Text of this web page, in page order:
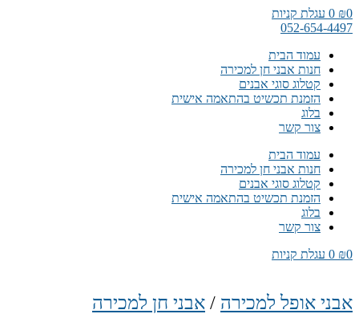
דלג
לתוכן
₪0
0 עגלת קניות
052-654-4497
עמוד הבית
חנות אבני חן למכירה
קטלוג סוגי אבנים
הזמנת תכשיט בהתאמה אישית
בלוג
צור קשר
עמוד הבית
חנות אבני חן למכירה
קטלוג סוגי אבנים
הזמנת תכשיט בהתאמה אישית
בלוג
צור קשר
₪0
0 עגלת קניות
אבני אופל למכירה / אבני חן למכירה